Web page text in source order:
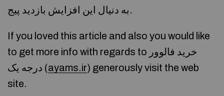
به دنیال این افزایش بازدید پیج.
If you loved this article and also you would like
to get more info with regards to خرید فالوور
درجه یک (ayams.ir) generously visit the web
site.